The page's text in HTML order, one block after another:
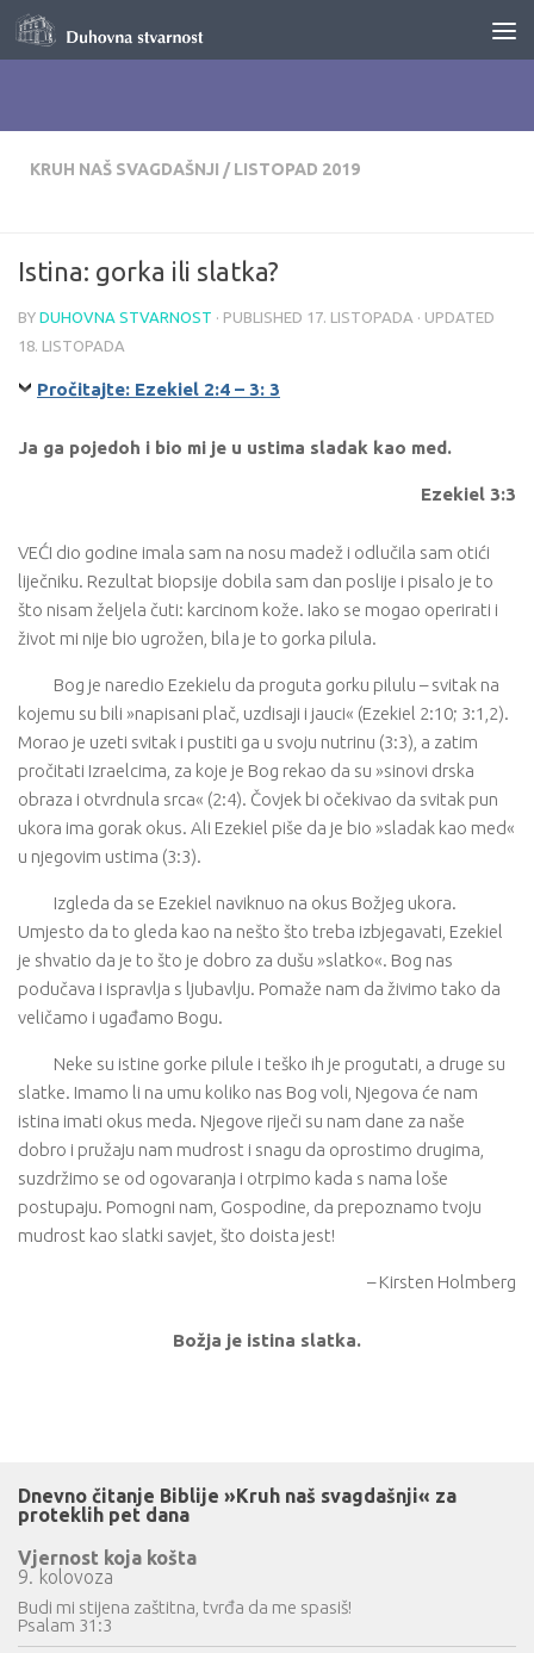
Skip to content
KRUH NAŠ SVAGDAŠNJI / LISTOPAD 2019
Istina: gorka ili slatka?
BY DUHOVNA STVARNOST · PUBLISHED 17. LISTOPADA · UPDATED
18. LISTOPADA
Pročitajte: Ezekiel 2:4 – 3: 3
Ja ga pojedoh i bio mi je u ustima sladak kao med.
Ezekiel 3:3
VEĆI dio godine imala sam na nosu madež i odlučila sam otići
liječniku. Rezultat biopsije dobila sam dan poslije i pisalo je to
što nisam željela čuti: karcinom kože. Iako se mogao operirati i
život mi nije bio ugrožen, bila je to gorka pilula.
Bog je naredio Ezekielu da proguta gorku pilulu – svitak na
kojemu su bili »napisani plač, uzdisaji i jauci« (Ezekiel 2:10; 3:1,2).
Morao je uzeti svitak i pustiti ga u svoju nutrinu (3:3), a zatim
pročitati Izraelcima, za koje je Bog rekao da su »sinovi drska
obraza i otvrdnula srca« (2:4). Čovjek bi očekivao da svitak pun
ukora ima gorak okus. Ali Ezekiel piše da je bio »sladak kao med«
u njegovim ustima (3:3).
Izgleda da se Ezekiel naviknuo na okus Božjeg ukora.
Umjesto da to gleda kao na nešto što treba izbjegavati, Ezekiel
je shvatio da je to što je dobro za dušu »slatko«. Bog nas
podučava i ispravlja s ljubavlju. Pomaže nam da živimo tako da
veličamo i ugađamo Bogu.
Neke su istine gorke pilule i teško ih je progutati, a druge su
slatke. Imamo li na umu koliko nas Bog voli, Njegova će nam
istina imati okus meda. Njegove riječi su nam dane za naše
dobro i pružaju nam mudrost i snagu da oprostimo drugima,
suzdržimo se od ogovaranja i otrpimo kada s nama loše
postupaju. Pomogni nam, Gospodine, da prepoznamo tvoju
mudrost kao slatki savjet, što doista jest!
– Kirsten Holmberg
Božja je istina slatka.
Dnevno čitanje Biblije »Kruh naš svagdašnji« za
proteklih pet dana
Vjernost koja košta
9. kolovoza
Budi mi stijena zaštitna, tvrđa da me spasiš!
Psalam 31:3